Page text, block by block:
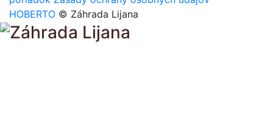
HOBERTO © Záhrada Lijana